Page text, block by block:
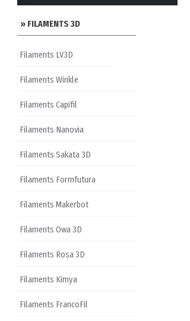
» FILAMENTS 3D
Filaments LV3D
Filaments Winkle
Filaments Capifil
Filaments Nanovia
Filaments Sakata 3D
Filaments Formfutura
Filaments Makerbot
Filaments Owa 3D
Filaments Rosa 3D
Filaments Kimya
Filaments FrancoFil